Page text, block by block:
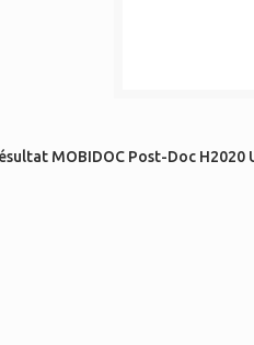
MOBIDOC Post-Doc H2020